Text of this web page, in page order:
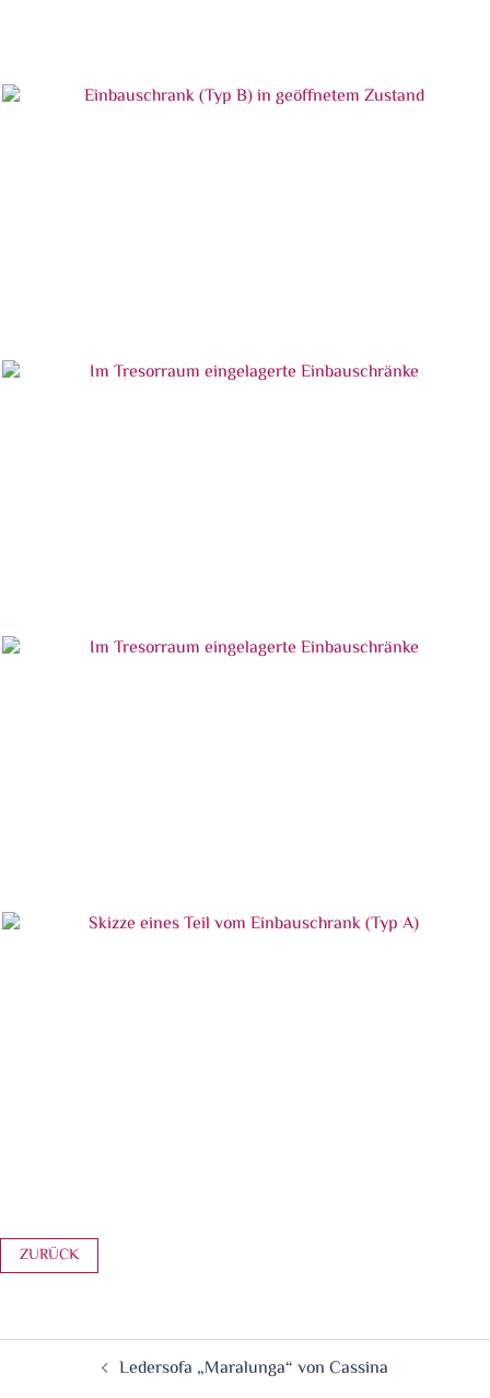
Einbauschrank (Typ B) in geschlossenem Zustand
Einbauschrank (Typ B) in geöffnetem Zustand
Im Tresorraum eingelagerte Einbauschränke
Im Tresorraum eingelagerte Einbauschränke
BeitragsnavigationLedersofa „Maralunga“ von Cassina